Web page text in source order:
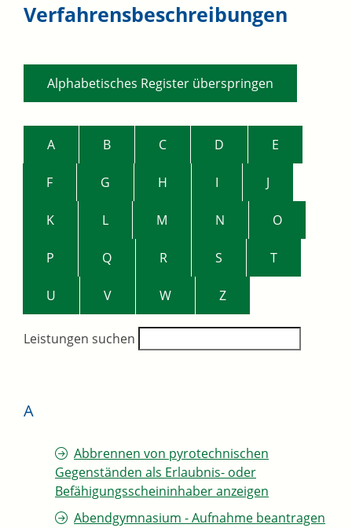
Verfahrensbeschreibungen
Alphabetisches Register überspringen
A B C D E
F G H I J
K L M N O
P Q R S T
U V W Z
Leistungen suchen
A
Abbrennen von pyrotechnischen
Gegenständen als Erlaubnis- oder
Befähigungsscheininhaber anzeigen
Abendgymnasium - Aufnahme beantragen